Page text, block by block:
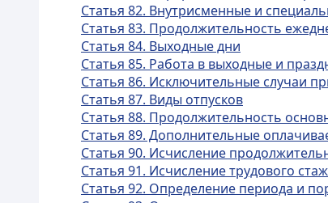
Статья 82. Внутрисменные и
Статья 83. Продолжительность
Статья 84. Выходные дни
Статья 85. Работа в выходные и
Статья 86. Исключительные случаи
Статья 87. Виды отпусков
Статья 88. Продолжительность
Статья 89. Дополнительные
Статья 90. Исчисление
Статья 91. Исчисление трудового
Статья 92. Определение периода и